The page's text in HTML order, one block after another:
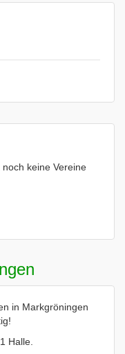
keine Vereine
in Markgröningen
Halle.